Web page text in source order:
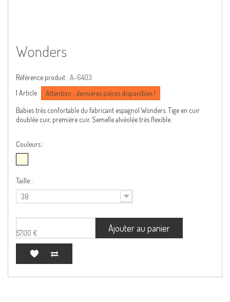
Wonders
Référence produit : A-6403
1 Article
Attention : dernières pièces disponibles !
Babies très confortable du fabricant espagnol Wonders. Tige en cuir
doublée cuir, première cuir. Semelle alvéolée très flexible.
Couleurs :
Taille :
38
57,00 € Ajouter au panier